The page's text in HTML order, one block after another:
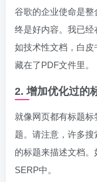
谷歌的企业使命是
终是好内容。我已经
如技术性文档，白
藏在了PDF文件里。
2. 增加优化过的
就像网页都有标题
题。请注意，许多
的标题来描述文档
SERP中。